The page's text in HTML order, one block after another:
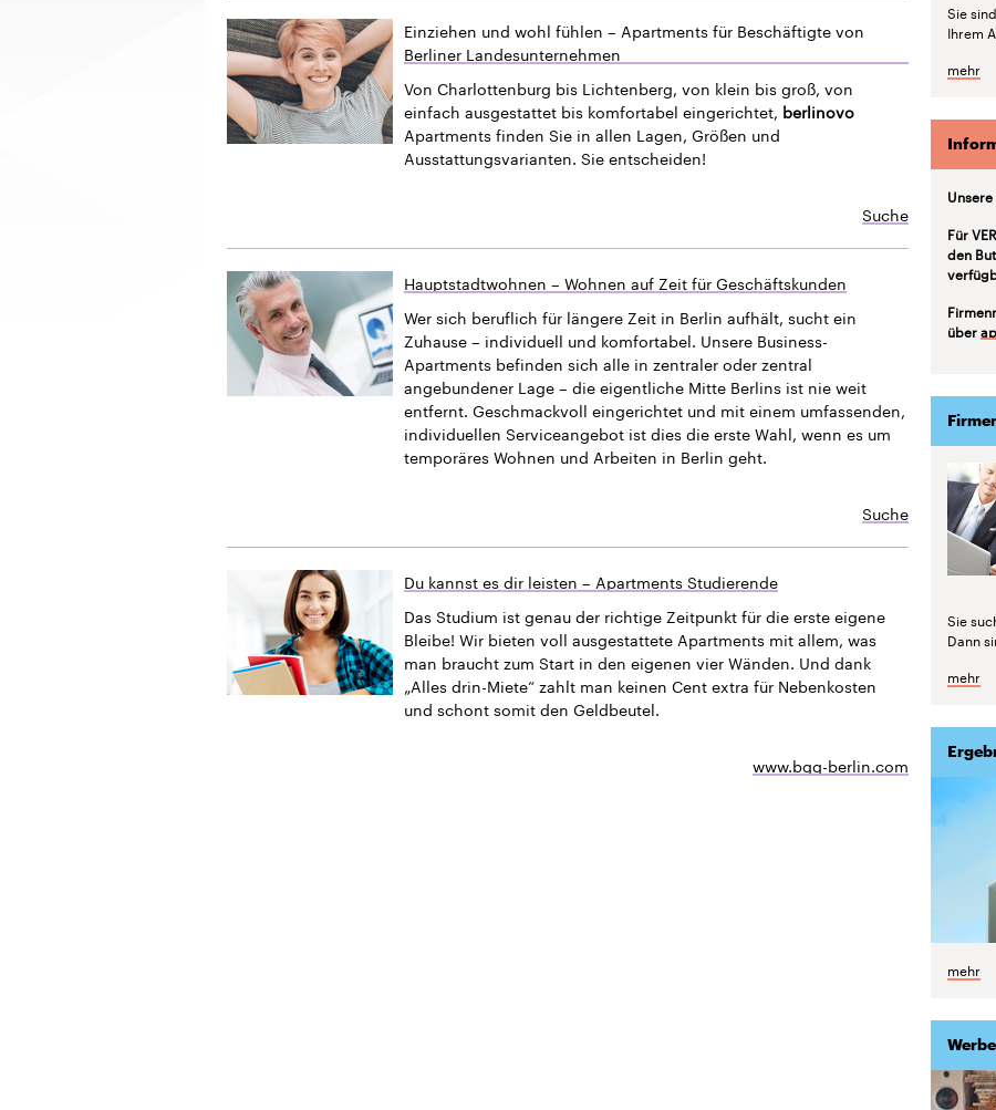
Einziehen und wohl fühlen – Apartments für Beschäftigte von
Berliner Landesunternehmen
Von Charlottenburg bis Lichtenberg, von klein bis groß, von
einfach ausgestattet bis komfortabel eingerichtet, berlinovo
Apartments finden Sie in allen Lagen, Größen und
Ausstattungsvarianten. Sie entscheiden!
Suche
Hauptstadtwohnen – Wohnen auf Zeit für Geschäftskunden
Wer sich beruflich für längere Zeit in Berlin aufhält, sucht ein
Zuhause – individuell und komfortabel. Unsere Business-
Apartments befinden sich alle in zentraler oder zentral
angebundener Lage – die eigentliche Mitte Berlins ist nie weit
entfernt. Geschmackvoll eingerichtet und mit einem umfassenden,
individuellen Serviceangebot ist dies die erste Wahl, wenn es um
temporäres Wohnen und Arbeiten in Berlin geht.
Suche
Du kannst es dir leisten – Apartments Studierende
Das Studium ist genau der richtige Zeitpunkt für die erste eigene
Bleibe! Wir bieten voll ausgestattete Apartments mit allem, was
man braucht zum Start in den eigenen vier Wänden. Und dank
„Alles drin-Miete“ zahlt man keinen Cent extra für Nebenkosten
und schont somit den Geldbeutel.
www.bgg-berlin.com
Sie
Ihrem
mehr
Für
den
über
Sie
Dann
mehr
mehr